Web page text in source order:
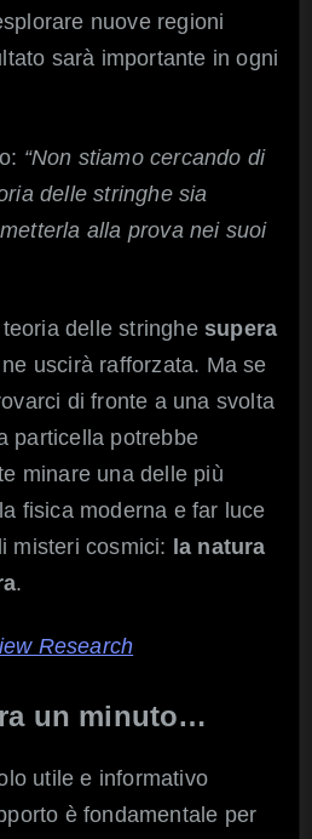
nuove regioni
sarà importante in ogni
“Non stiamo cercando di
delle stringhe sia
alla prova nei suoi
delle stringhesupera
uscirà rafforzata. Ma se
di fronte a una svolta
particella potrebbe
minare una delle più
fisica moderna e far luce
misteri cosmici: la natura
.
Research
un minuto…
utile e informativo
è fondamentale per